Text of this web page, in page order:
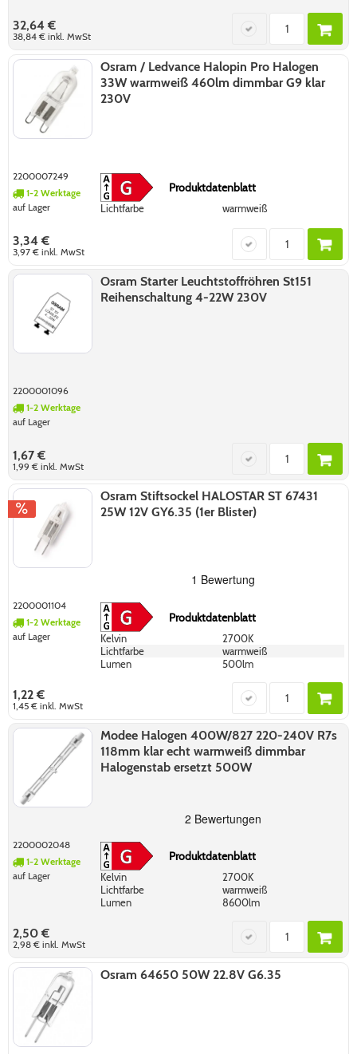
32,64 €
38,84 €inkl. MwSt
Osram / Ledvance Halopin Pro Halogen
33W warmweiß 460lm dimmbar G9 klar
230V
2200007249
1-2 Werktage
auf Lager
Produktdatenblatt
Lichtfarbe warmweiß
3,34 €
3,97 €inkl. MwSt
Osram Starter Leuchtstoffröhren St151
Reihenschaltung 4-22W 230V
2200001096
1-2 Werktage
auf Lager
1,67 €
1,99 €inkl. MwSt
Osram Stiftsockel HALOSTAR ST 67431
25W 12V GY6.35 (1er Blister)
2200001104
1-2 Werktage
auf Lager
Produktdatenblatt
Kelvin
2700K
Lichtfarbe
warmweiß
Lumen
500lm
1,22 €
1,45 €inkl. MwSt
Modee Halogen 400W/827 220-240V R7s
118mm klar echt warmweiß dimmbar
Halogenstab ersetzt 500W
2200002048
1-2 Werktage
auf Lager
Produktdatenblatt
Kelvin
2700K
Lichtfarbe
warmweiß
Lumen
8600lm
2,50 €
2,98 €inkl. MwSt
Osram 64650 50W 22.8V G6.35